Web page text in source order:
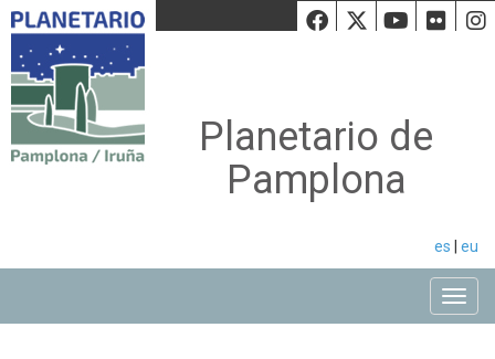
Facebook
Twiiter
Planetario de
Pamplona
es eu